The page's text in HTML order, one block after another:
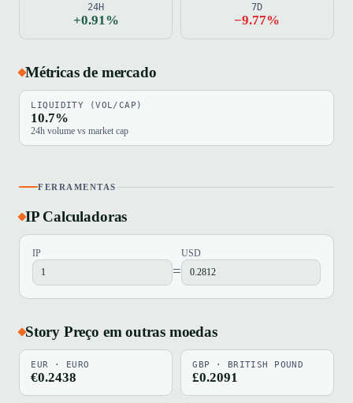
24H
+0.91%
7D
−9.77%
Métricas de mercado
LIQUIDITY (VOL/CAP)
10.7%
24h volume vs market cap
FERRAMENTAS
IP Calculadoras
IP
=
USD
Story Preço em outras moedas
EUR · EURO
€0.2438
GBP · BRITISH POUND
£0.2091